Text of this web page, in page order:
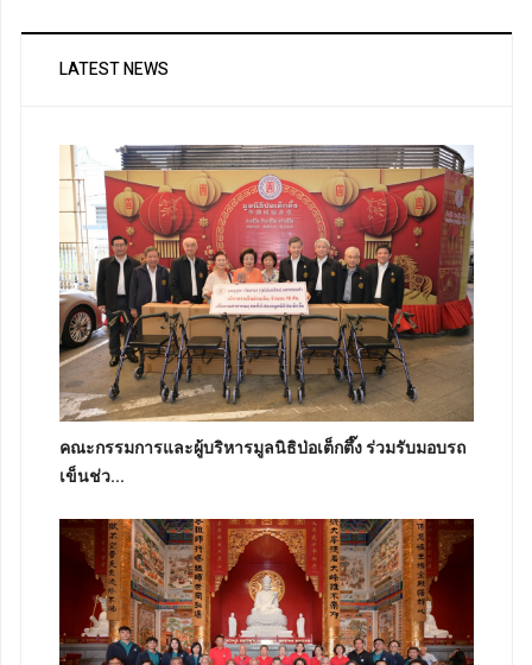
LATEST NEWS
คณะกรรมการและผู้บริหารมูลนิธิป่อเต็กตึ๊ง ร่วมรับมอบรถ
เข็นช่ว...